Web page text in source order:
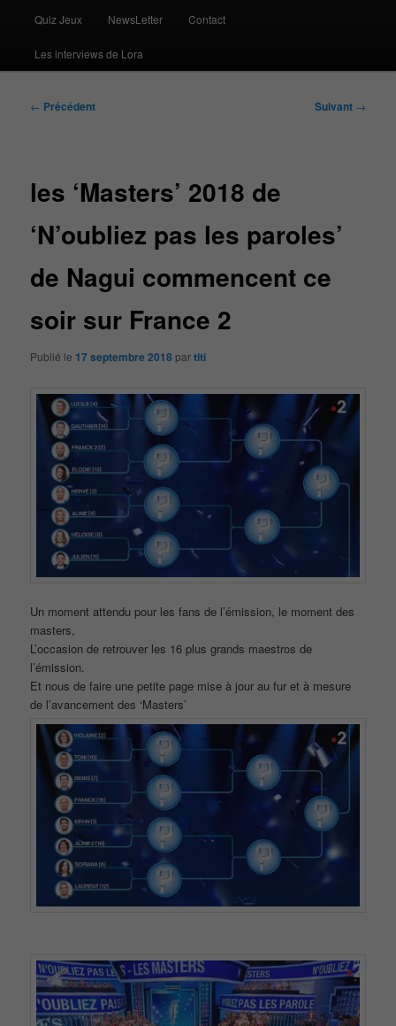
Quiz Jeux NewsLetter Contact
Les interviews de Lora
Navigation
← Précédent Suivant →
les ‘Masters’ 2018 de
‘N’oubliez pas les paroles’
de Nagui commencent ce
soir sur France 2
Publié le 17 septembre 2018 partiti
Un moment attendu pour les fans de l’émission, le moment des
masters,
L’occasion de retrouver les 16 plus grands maestros de
l’émission.
Et nous de faire une petite page mise à jour au fur et à mesure
de l’avancement des ‘Masters’